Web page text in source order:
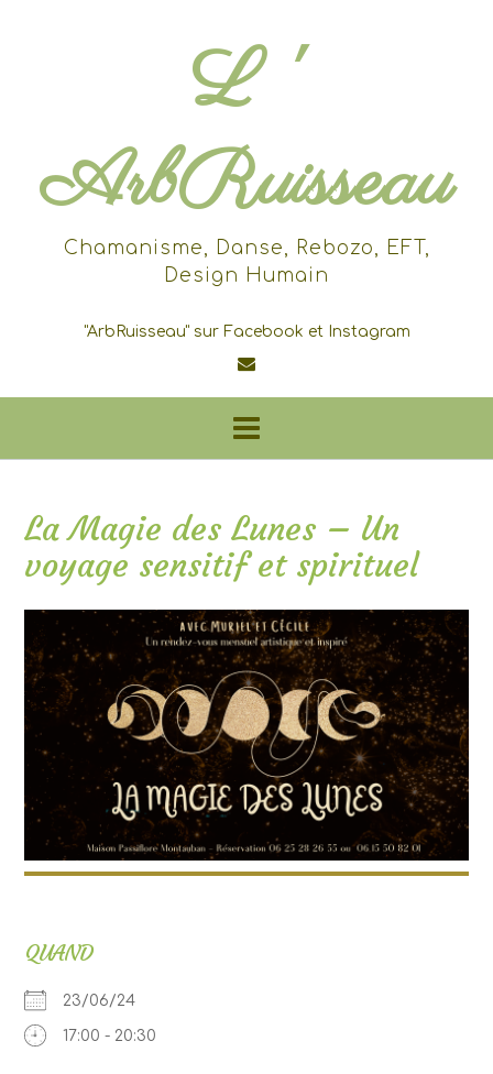
L '
ArbRuisseau
Chamanisme, Danse, Rebozo, EFT,
Design Humain
"ArbRuisseau" sur Facebook et Instagram
La Magie des Lunes – Un
voyage sensitif et spirituel
QUAND
23/06/24
17:00 - 20:30